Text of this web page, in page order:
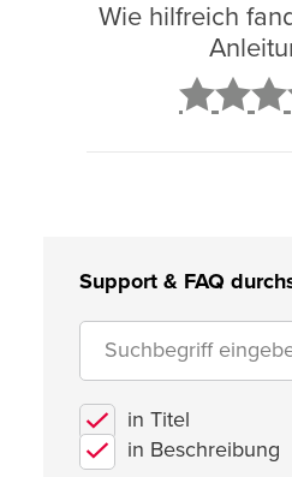
Wie hilfreich
Support & FAQ
in Titel
in Beschreibung